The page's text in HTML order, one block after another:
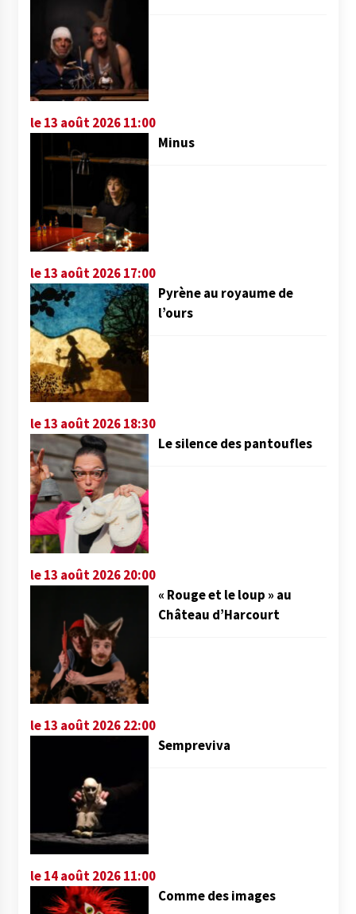
le 13 août 2026 11:00
Minus
le 13 août 2026 17:00
Pyrène au royaume de
l’ours
le 13 août 2026 18:30
Le silence des pantoufles
le 13 août 2026 20:00
« Rouge et le loup » au
Château d’Harcourt
le 13 août 2026 22:00
Sempreviva
le 14 août 2026 11:00
Comme des images